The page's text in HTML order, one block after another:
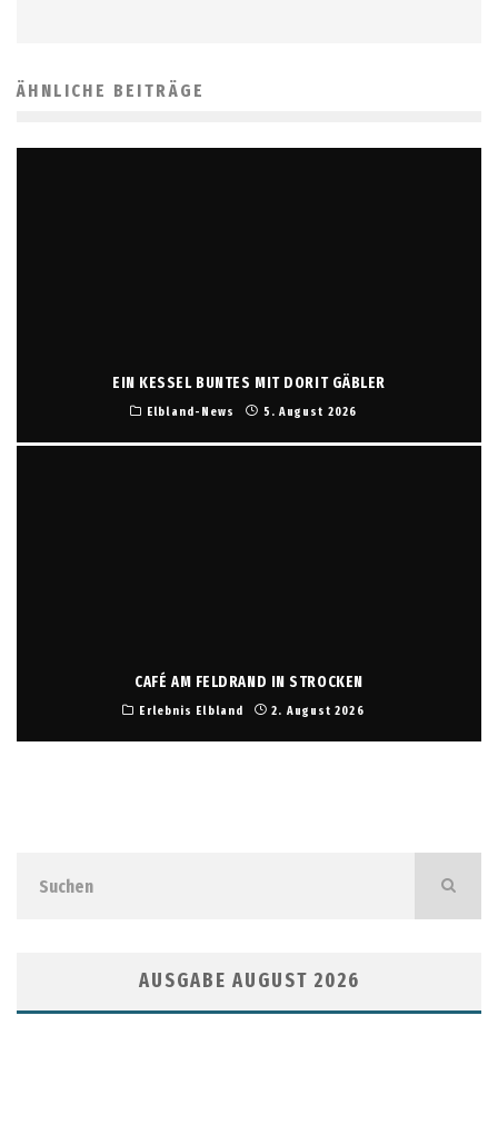
ÄHNLICHE BEITRÄGE
EIN KESSEL BUNTES MIT DORIT GÄBLER
Elbland-News 5. August 2026
CAFÉ AM FELDRAND IN STROCKEN
Erlebnis Elbland 2. August 2026
AUSGABE AUGUST 2026